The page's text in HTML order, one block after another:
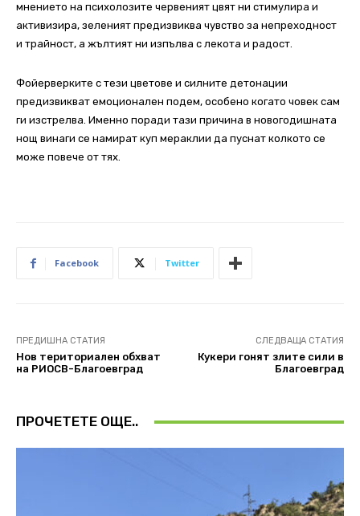
мнението на психолозите червеният цвят ни стимулира и
активизира, зеленият предизвиква чувство за непреходност
и трайност, а жълтият ни изпълва с лекота и радост.
Фойерверките с тези цветове и силните детонации
предизвикват емоционален подем, особено когато човек сам
ги изстрелва. Именно поради тази причина в новогодишната
нощ винаги се намират куп мераклии да пуснат колкото се
може повече от тях.
Facebook Twitter
ПРЕДИШНА СТАТИЯ
Нов териториален обхват
на РИОСВ-Благоевград
СЛЕДВАЩА СТАТИЯ
Кукери гонят злите сили в
Благоевград
ПРОЧЕТЕТЕ ОЩЕ..